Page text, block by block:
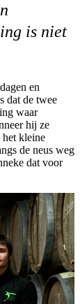
is niet
en
dat de twee
waar
hij ze
het kleine
de neus weg
dat voor